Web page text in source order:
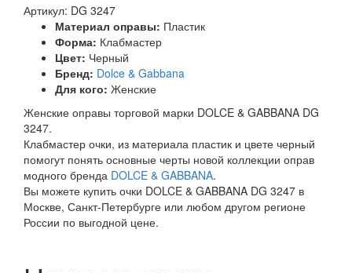
Артикул: DG 3247
Материал оправы: Пластик
Форма: Клабмастер
Цвет: Черный
Бренд: Dolce & Gabbana
Для кого: Женские
Женские оправы торговой марки DOLCE & GABBANA DG
3247.
Клабмастер очки, из материала пластик и цвете черный
помогут понять основные черты новой коллекции оправ
модного бренда DOLCE & GABBANA.
Вы можете купить очки DOLCE & GABBANA DG 3247 в
Москве, Санкт-Петербурге или любом другом регионе
России по выгодной цене.